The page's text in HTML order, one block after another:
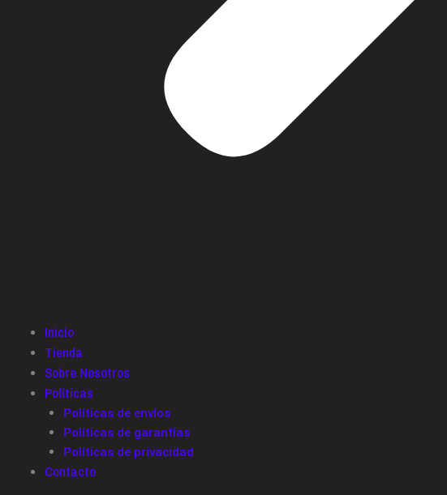
Inicio
Tienda
Sobre Nosotros
Políticas
Políticas de envíos
Políticas de garantías
Políticas de privacidad
Contacto